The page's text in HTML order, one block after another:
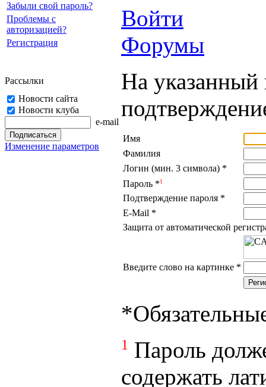
Забыли свой пароль?
Проблемы с
авторизацией?
Регистрация
Рассылки
Новости сайта
Новости клуба
e-mail
Изменение параметров
Войти
Форумы
На указанный
Имя
Фамилия
Логин (мин. 3 символа) *
Пароль *1
Подтверждение пароля *
E-Mail *
Защита от автоматической
Введите слово на картинке *
*
1 Пароль
содержать